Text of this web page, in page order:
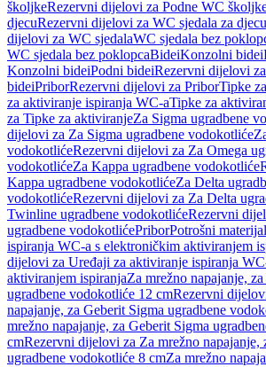
školjkeRezervni dijelovi za Podne WC
djecuRezervni dijelovi za WC sjedala za djecu
dijelovi za WC sjedalaWC sjedala bez
WC sjedala bez poklopcaBideiKonzolni bidei
Konzolni bideiPodni bideiRezervni dijelovi
bideiPriborRezervni dijelovi za PriborTipke
za aktiviranje ispiranja WC-aTipke za
za Tipke za aktiviranjeZa Sigma ugradbene
dijelovi za Za Sigma ugradbene vodokotliće
vodokotlićeRezervni dijelovi za Za Omega
vodokotlićeZa Kappa ugradbene vodokotliće
Kappa ugradbene vodokotlićeZa Delta
vodokotlićeRezervni dijelovi za Za Delta
Twinline ugradbene vodokotlićeRezervni
ugradbene vodokotlićePriborPotrošni
ispiranja WC-a s elektroničkim aktiviranjem
dijelovi za Uređaji za aktiviranje ispiranja
aktiviranjem ispiranjaZa mrežno napajanje,
ugradbene vodokotliće 12 cmRezervni
napajanje, za Geberit Sigma ugradbene
mrežno napajanje, za Geberit Sigma
cmRezervni dijelovi za Za mrežno napajanje,
ugradbene vodokotliće 8 cmZa mrežno